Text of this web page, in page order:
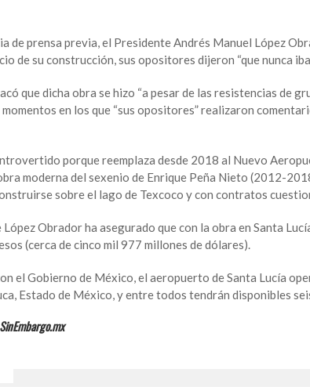
de prensa previa, el Presidente Andrés Manuel López
de su construcción, sus opositores dijeron “que nunca iba
que dicha obra se hizo “a pesar de las resistencias de
en los que “sus opositores” realizaron
porque reemplaza desde 2018 al Nuevo
moderna del sexenio de Enrique Peña Nieto (2012-
sobre el lago de Texcoco y con contratos
Obrador ha asegurado que con la obra en Santa
(cerca de cinco mil 977 millones de dólares).
el Gobierno de México, el aeropuerto de Santa Lucía
Estado de México, y entre todos tendrán disponibles